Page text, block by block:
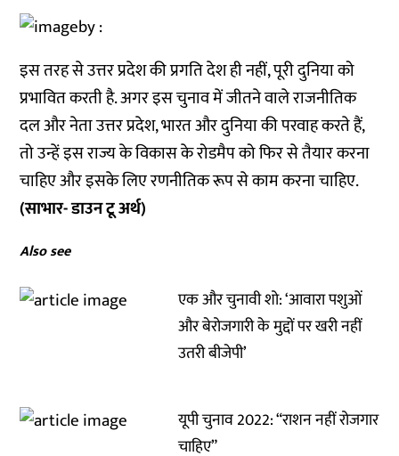
इस तरह से उत्तर प्रदेश की प्रगति देश ही नहीं, पूरी दुनिया को
प्रभावित करती है. अगर इस चुनाव में जीतने वाले राजनीतिक
दल और नेता उत्तर प्रदेश, भारत और दुनिया की परवाह करते हैं,
तो उन्हें इस राज्य के विकास के रोडमैप को फिर से तैयार करना
चाहिए और इसके लिए रणनीतिक रूप से काम करना चाहिए.
(साभार- डाउन टू अर्थ)
Also see
एक और चुनावी शो: ‘आवारा पशुओं
और बेरोजगारी के मुद्दों पर खरी नहीं
उतरी बीजेपी’
यूपी चुनाव 2022: “राशन नहीं रोजगार
चाहिए”